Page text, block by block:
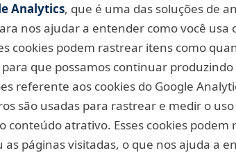
Analytics, que é uma das soluções de
nos ajudar a entender como você
cookies podem rastrear itens como
para que possamos continuar
referente aos cookies do Google
são usadas para rastrear e medir o
conteúdo atrativo. Esses cookies
as páginas visitadas, o que nos ajuda a